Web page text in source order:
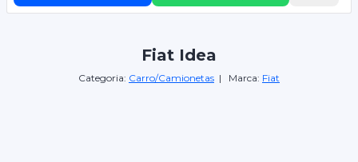
Fiat Idea
Categoria: Carro/Camionetas | Marca: Fiat